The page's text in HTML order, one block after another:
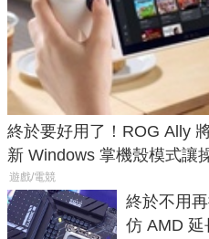
終於要好用了！ROG Ally
新 Windows 掌機殼模式讓
遊戲/電競
終於不用
仿 AMD